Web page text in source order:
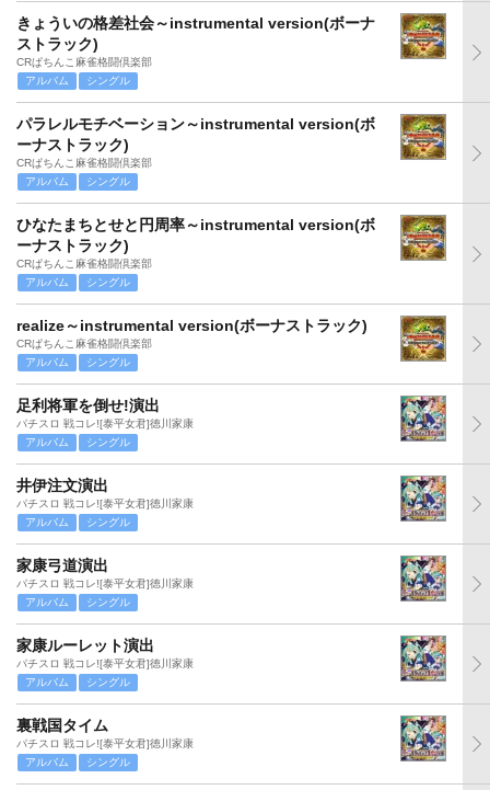
きょういの格差社会～instrumental version(ボーナ
ストラック)
CRぱちんこ麻雀格闘倶楽部
アルバム
シングル
パラレルモチベーション～instrumental version(ボ
ーナストラック)
CRぱちんこ麻雀格闘倶楽部
アルバム
シングル
ひなたまちとせと円周率～instrumental version(ボ
ーナストラック)
CRぱちんこ麻雀格闘倶楽部
アルバム
シングル
realize～instrumental version(ボーナストラック)
CRぱちんこ麻雀格闘倶楽部
アルバム
シングル
足利将軍を倒せ!演出
パチスロ 戦コレ![泰平女君]徳川家康
アルバム
シングル
井伊注文演出
パチスロ 戦コレ![泰平女君]徳川家康
アルバム
シングル
家康弓道演出
パチスロ 戦コレ![泰平女君]徳川家康
アルバム
シングル
家康ルーレット演出
パチスロ 戦コレ![泰平女君]徳川家康
アルバム
シングル
裏戦国タイム
パチスロ 戦コレ![泰平女君]徳川家康
アルバム
シングル